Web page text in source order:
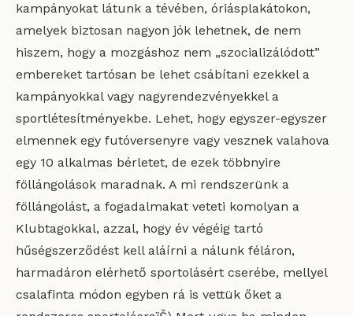
kampányokat látunk a tévében, óriásplakátokon,
amelyek biztosan nagyon jók lehetnek, de nem
hiszem, hogy a mozgáshoz nem „szocializálódott”
embereket tartósan be lehet csábítani ezekkel a
kampányokkal vagy nagyrendezvényekkel a
sportlétesítményekbe. Lehet, hogy egyszer-egyszer
elmennek egy futóversenyre vagy vesznek valahova
egy 10 alkalmas bérletet, de ezek többnyire
föllángolások maradnak. A mi rendszerünk a
föllángolást, a fogadalmakat veteti komolyan a
Klubtagokkal, azzal, hogy év végéig tartó
hűségszerződést kell aláírni a nálunk féláron,
harmadáron elérhető sportolásért cserébe, mellyel
csalafinta módon egyben rá is vettük őket a